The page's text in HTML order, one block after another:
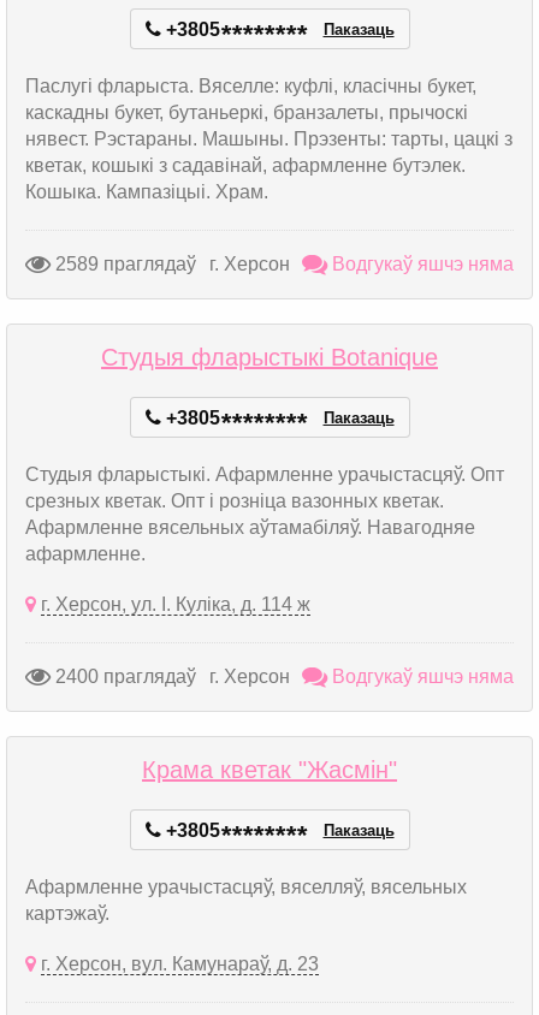
+3805******** Паказаць
Паслугі фларыста. Вяселле: куфлі, класічны букет,
каскадны букет, бутаньеркі, бранзалеты, прычоскі
нявест. Рэстараны. Машыны. Прэзенты: тарты, цацкі з
кветак, кошыкі з садавінай, афармленне бутэлек.
Кошыка. Кампазіцыі. Храм.
2589 праглядаў г. Херсон Водгукаў яшчэ няма
Студыя фларыстыкі Botanique
+3805******** Паказаць
Студыя фларыстыкі. Афармленне урачыстасцяў. Опт
срезных кветак. Опт і розніца вазонных кветак.
Афармленне вясельных аўтамабіляў. Навагодняе
афармленне.
г. Херсон, ул. І. Куліка, д. 114 ж
2400 праглядаў г. Херсон Водгукаў яшчэ няма
Крама кветак "Жасмін"
+3805******** Паказаць
Афармленне урачыстасцяў, вяселляў, вясельных
картэжаў.
г. Херсон, вул. Камунараў, д. 23